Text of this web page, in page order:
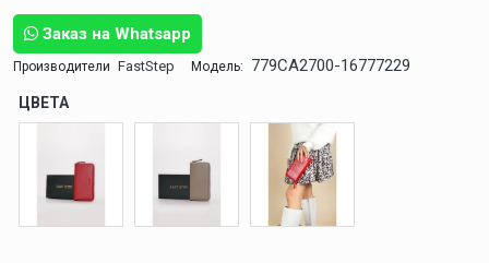
Заказ на Whatsapp
Производители FastStep Модель: 779CA2700-16777229
ЦВЕТА